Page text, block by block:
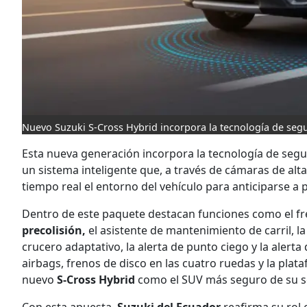
Nuevo Suzuki S-Cross Hybrid incorpora la tecnología de
Esta nueva generación incorpora la tecnología de
un sistema inteligente que, a través de cámaras de
tiempo real el entorno del vehículo para anticiparse a
Dentro de este paquete destacan funciones como el
precolisión, el asistente de mantenimiento de carril,
crucero adaptativo, la alerta de punto ciego y la
airbags, frenos de disco en las cuatro ruedas y la
nuevo S-Cross Hybrid como el SUV más seguro de su